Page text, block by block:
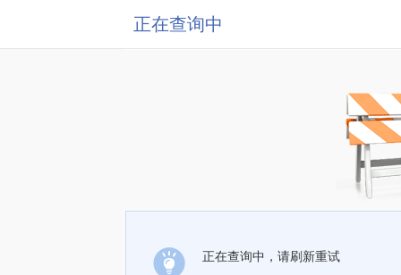
正在查询中
正在查询中，请刷新重试